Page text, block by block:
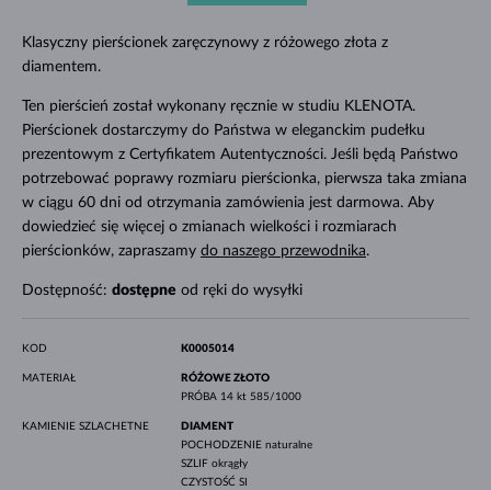
Klasyczny pierścionek zaręczynowy z różowego złota z
diamentem.
Ten pierścień został wykonany ręcznie w studiu KLENOTA.
Pierścionek dostarczymy do Państwa w eleganckim pudełku
prezentowym z Certyfikatem Autentyczności. Jeśli będą Państwo
potrzebować poprawy rozmiaru pierścionka, pierwsza taka zmiana
w ciągu 60 dni od otrzymania zamówienia jest darmowa. Aby
dowiedzieć się więcej o zmianach wielkości i rozmiarach
pierścionków, zapraszamy do naszego przewodnika.
Dostępność: dostępne od ręki do wysyłki
KOD K0005014
MATERIAŁ
RÓŻOWE ZŁOTO
PRÓBA 14 kt 585/1000
KAMIENIE SZLACHETNE
DIAMENT
POCHODZENIE naturalne
SZLIF okrągły
CZYSTOŚĆ SI